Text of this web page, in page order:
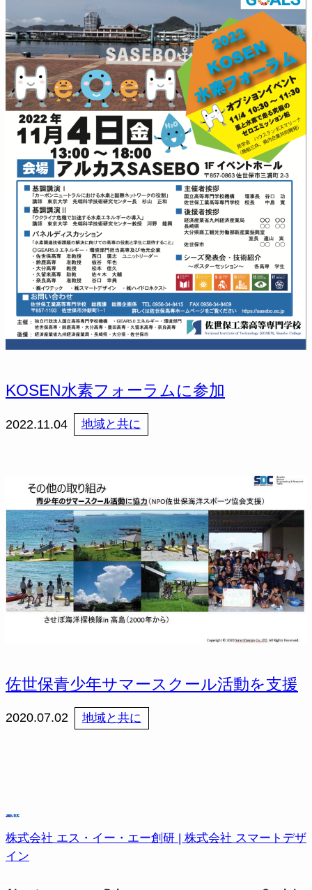
KOSEN水素フォーラムに参加
2022.11.04 地域と共に
佐世保青少年サマースクール活動を支援
2020.07.02 地域と共に
株式会社 エス・イー・エー創研 | 株式会社 スマートデザ
イン